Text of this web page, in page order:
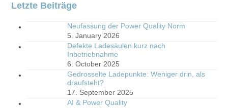
Letzte Beiträge
Neufassung der Power Quality Norm
5. January 2026
Defekte Ladesäulen kurz nach
Inbetriebnahme
6. October 2025
Gedrosselte Ladepunkte: Weniger drin, als
draufsteht?
17. September 2025
AI & Power Quality